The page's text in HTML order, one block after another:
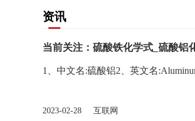
资讯
当前关注：硫酸铁化学式_硫酸铝
1、中文名:硫酸铝2、英文名
2023-02-28 互联网